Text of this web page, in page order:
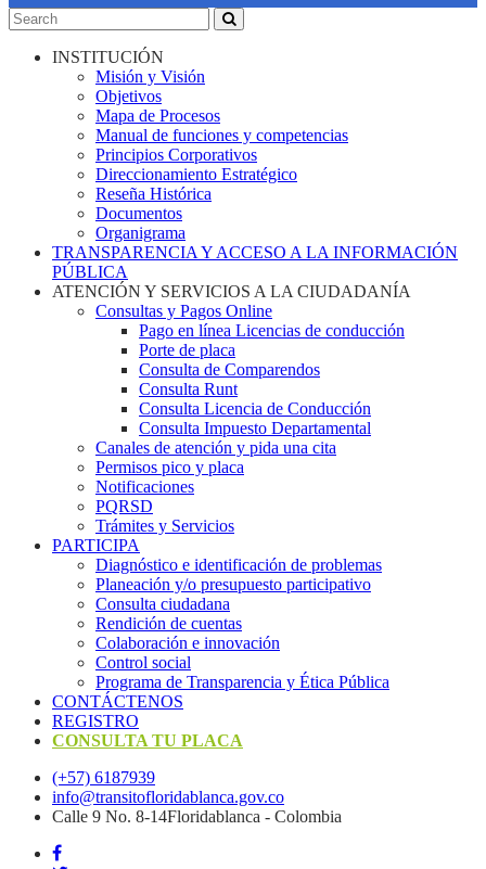
INSTITUCIÓN
Misión y Visión
Objetivos
Mapa de Procesos
Manual de funciones y competencias
Principios Corporativos
Direccionamiento Estratégico
Reseña Histórica
Documentos
Organigrama
TRANSPARENCIA Y ACCESO A LA INFORMACIÓN
PÚBLICA
ATENCIÓN Y SERVICIOS A LA CIUDADANÍA
Consultas y Pagos Online
Pago en línea Licencias de conducción
Porte de placa
Consulta de Comparendos
Consulta Runt
Consulta Licencia de Conducción
Consulta Impuesto Departamental
Canales de atención y pida una cita
Permisos pico y placa
Notificaciones
PQRSD
Trámites y Servicios
PARTICIPA
Diagnóstico e identificación de problemas
Planeación y/o presupuesto participativo​
Consulta ciudadana
Rendición de cuentas
Colaboración e innovación
Control social
Programa de Transparencia y Ética Pública
CONTÁCTENOS
REGISTRO
CONSULTA TU PLACA
(+57) 6187939
info@transitofloridablanca.gov.co
Calle 9 No. 8-14Floridablanca - Colombia